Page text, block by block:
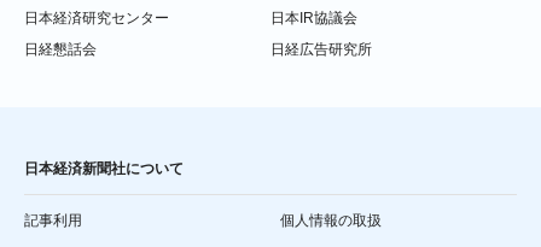
日本経済研究センター
日本IR協議会
日経懇話会
日経広告研究所
日本経済新聞社について
記事利用 個人情報の取扱